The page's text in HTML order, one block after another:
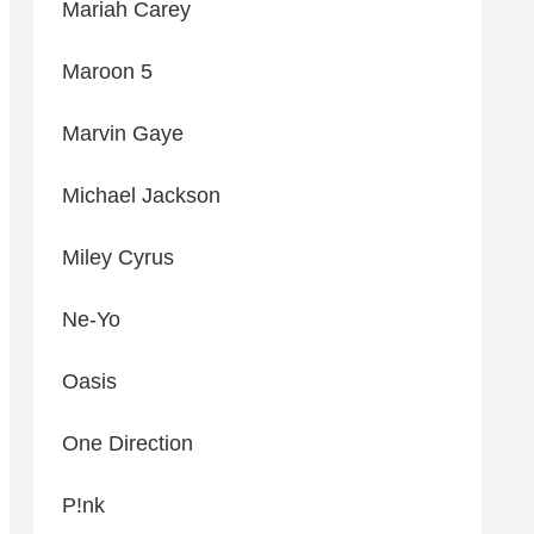
Mariah Carey
Maroon 5
Marvin Gaye
Michael Jackson
Miley Cyrus
Ne-Yo
Oasis
One Direction
P!nk